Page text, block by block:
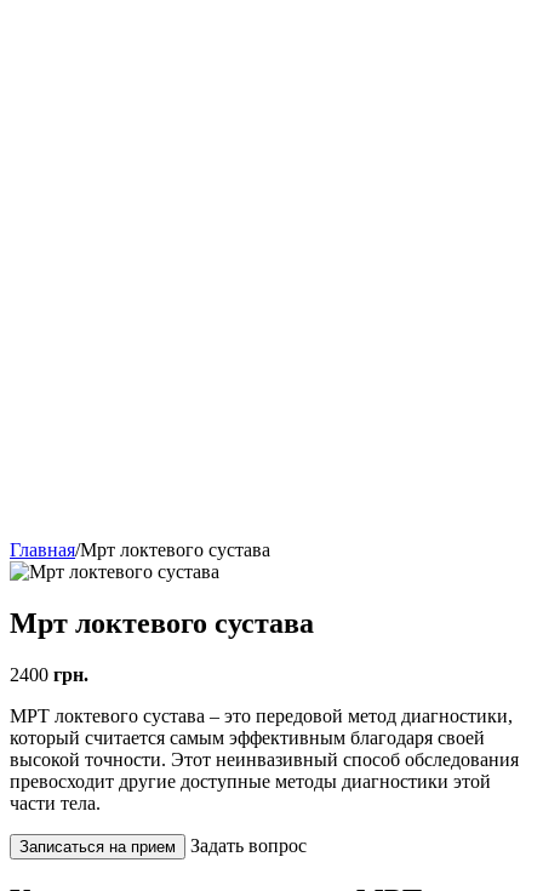
Главная/Мрт локтевого сустава
Мрт локтевого сустава
2400 грн.
МРТ локтевого сустава – это передовой метод диагностики,
который считается самым эффективным благодаря своей
высокой точности. Этот неинвазивный способ обследования
превосходит другие доступные методы диагностики этой
части тела.
Записаться на прием Задать вопрос